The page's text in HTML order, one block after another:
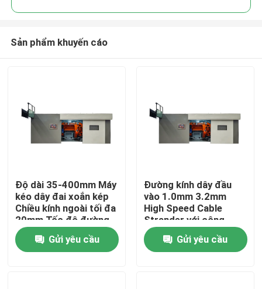
Sản phẩm khuyến cáo
Độ dài 35-400mm Máy
kéo dây đai xoắn kép
Chiều kính ngoài tối đa
20mm Tốc độ đường
dây tối đa 150mmin
Được sử dụng trong
sản xuất cáp dây
Gửi yêu cầu
Đường kính dây đầu
vào 1.0mm 3.2mm
High Speed Cable
Strander với công
suất hoạt động hàng
ngày 15KW cho sản
xuất cáp
Gửi yêu cầu